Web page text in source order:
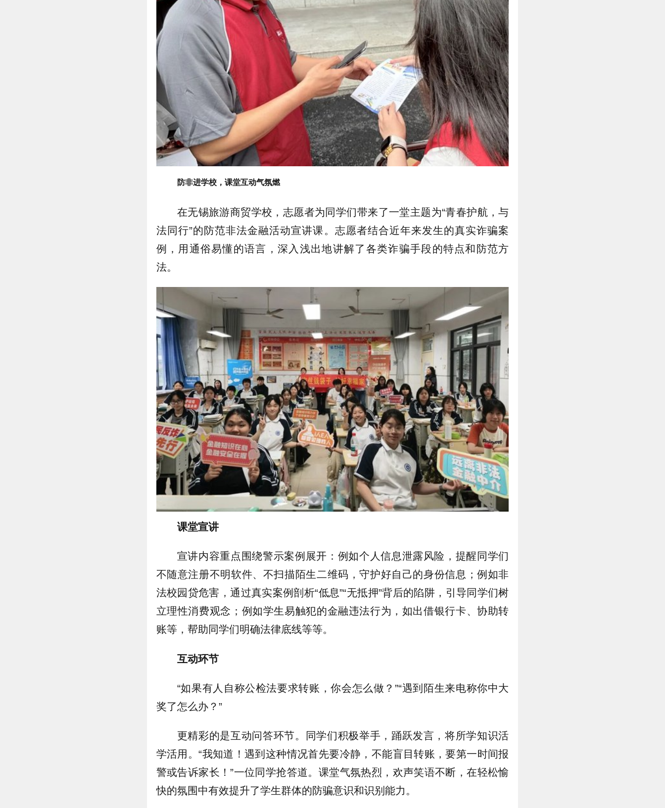
防非进学校，课堂互动气氛燃
在无锡旅游商贸学校，志愿者为同学们带来了一堂主题为“青春护航，与
法同行”的防范非法金融活动宣讲课。志愿者结合近年来发生的真实诈骗案
例，用通俗易懂的语言，深入浅出地讲解了各类诈骗手段的特点和防范方
法。
课堂宣讲
宣讲内容重点围绕警示案例展开：例如个人信息泄露风险，提醒同学们
不随意注册不明软件、不扫描陌生二维码，守护好自己的身份信息；例如非
法校园贷危害，通过真实案例剖析“低息”“无抵押”背后的陷阱，引导同学们树
立理性消费观念；例如学生易触犯的金融违法行为，如出借银行卡、协助转
账等，帮助同学们明确法律底线等等。
互动环节
“如果有人自称公检法要求转账，你会怎么做？”“遇到陌生来电称你中大
奖了怎么办？”
更精彩的是互动问答环节。同学们积极举手，踊跃发言，将所学知识活
学活用。“我知道！遇到这种情况首先要冷静，不能盲目转账，要第一时间报
警或告诉家长！”一位同学抢答道。课堂气氛热烈，欢声笑语不断，在轻松愉
快的氛围中有效提升了学生群体的防骗意识和识别能力。